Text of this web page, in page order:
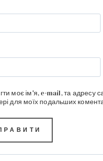
моє ім'я, e-mail, та адресу
для моїх подальших